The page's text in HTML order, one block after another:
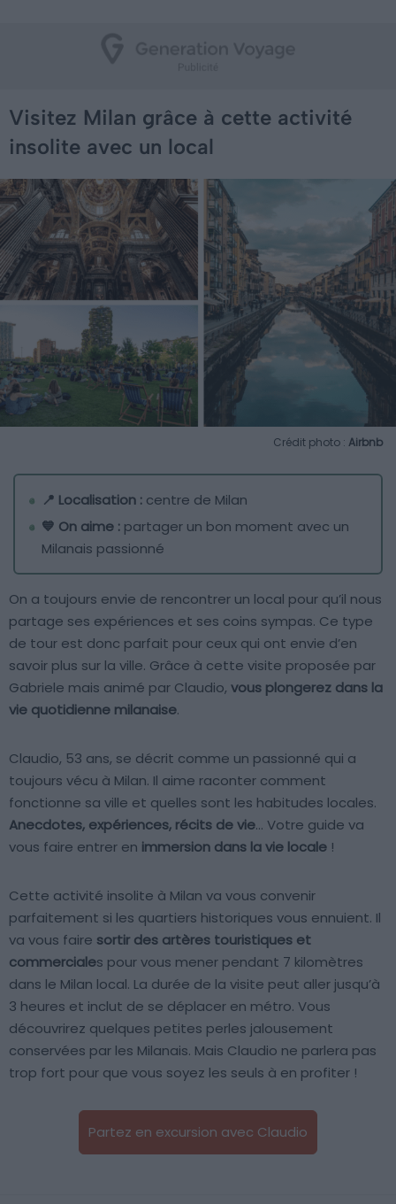
Visitez Milan grâce à cette activité
insolite avec un local
Crédit photo : Airbnb
📍 Localisation : centre de Milan
💙 On aime : partager un bon moment avec un
Milanais passionné
On a toujours envie de rencontrer un local pour qu’il nous
partage ses expériences et ses coins sympas. Ce type
de tour est donc parfait pour ceux qui ont envie d’en
savoir plus sur la ville. Grâce à cette visite proposée par
Gabriele mais animé par Claudio, vous plongerez dans la
vie quotidienne milanaise.
Claudio, 53 ans, se décrit comme un passionné qui a
toujours vécu à Milan. Il aime raconter comment
fonctionne sa ville et quelles sont les habitudes locales.
Anecdotes, expériences, récits de vie… Votre guide va
vous faire entrer en immersion dans la vie locale !
Cette activité insolite à Milan va vous convenir
parfaitement si les quartiers historiques vous ennuient. Il
va vous faire sortir des artères touristiques et
commerciales pour vous mener pendant 7 kilomètres
dans le Milan local. La durée de la visite peut aller jusqu’à
3 heures et inclut de se déplacer en métro. Vous
découvrirez quelques petites perles jalousement
conservées par les Milanais. Mais Claudio ne parlera pas
trop fort pour que vous soyez les seuls à en profiter !
Partez en excursion avec Claudio